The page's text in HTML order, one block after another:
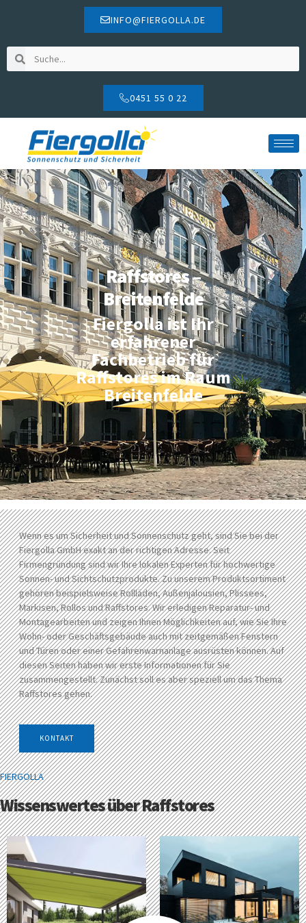
INFO@FIERGOLLA.DE
0451 55 0 22
Raffstores –
Breitenfelde
Fiergolla ist Ihr
erfahrener
Fachbetrieb für
Raffstores im Raum
Breitenfelde
FIERGOLLA
Wissenswertes über Raffstores
Wenn es um Sicherheit und Sonnenschutz geht, sind Sie bei der
Fiergolla GmbH exakt an der richtigen Adresse. Seit
Firmengründung sind wir Ihre lokalen Experten für hochwertige
Sonnen- und Sichtschutzprodukte. Zu unserem Produktsortiment
gehören beispielsweise Rollläden, Außenjalousien, Plissees,
Markisen, Rollos und Raffstores. Wir erledigen Reparatur- und
Montagearbeiten und zeigen Ihnen Möglichkeiten auf, wie Sie Ihre
Wohn- oder Geschäftsgebäude auch mit zeitgemäßen Fenstern
und Türen oder einer Gefahrenwarnanlage ausrüsten können. Auf
diesen Seiten haben wir erste Informationen für Sie
zusammengestellt. Zunächst soll es aber speziell um das Thema
Raffstores gehen.
KONTAKT